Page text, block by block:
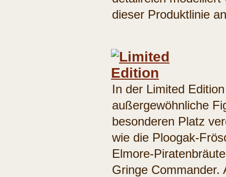
dieser Produktlinie
In der Limited
außergewöhnliche
besonderen Platz
wie die Ploogak-
Elmore-
Gringe Commander.